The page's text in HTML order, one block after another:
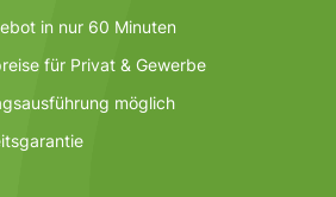
in nur 60 Minuten
für Privat & Gewerbe
möglich